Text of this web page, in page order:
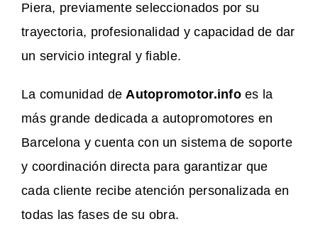
Piera, previamente seleccionados por su
trayectoria, profesionalidad y capacidad de dar
un servicio integral y fiable.
La comunidad deAutopromotor.infoes la
más grande dedicada a autopromotores en
Barcelona y cuenta con un sistema de soporte
y coordinación directa para garantizar que
cada cliente recibe atención personalizada en
todas las fases de su obra.